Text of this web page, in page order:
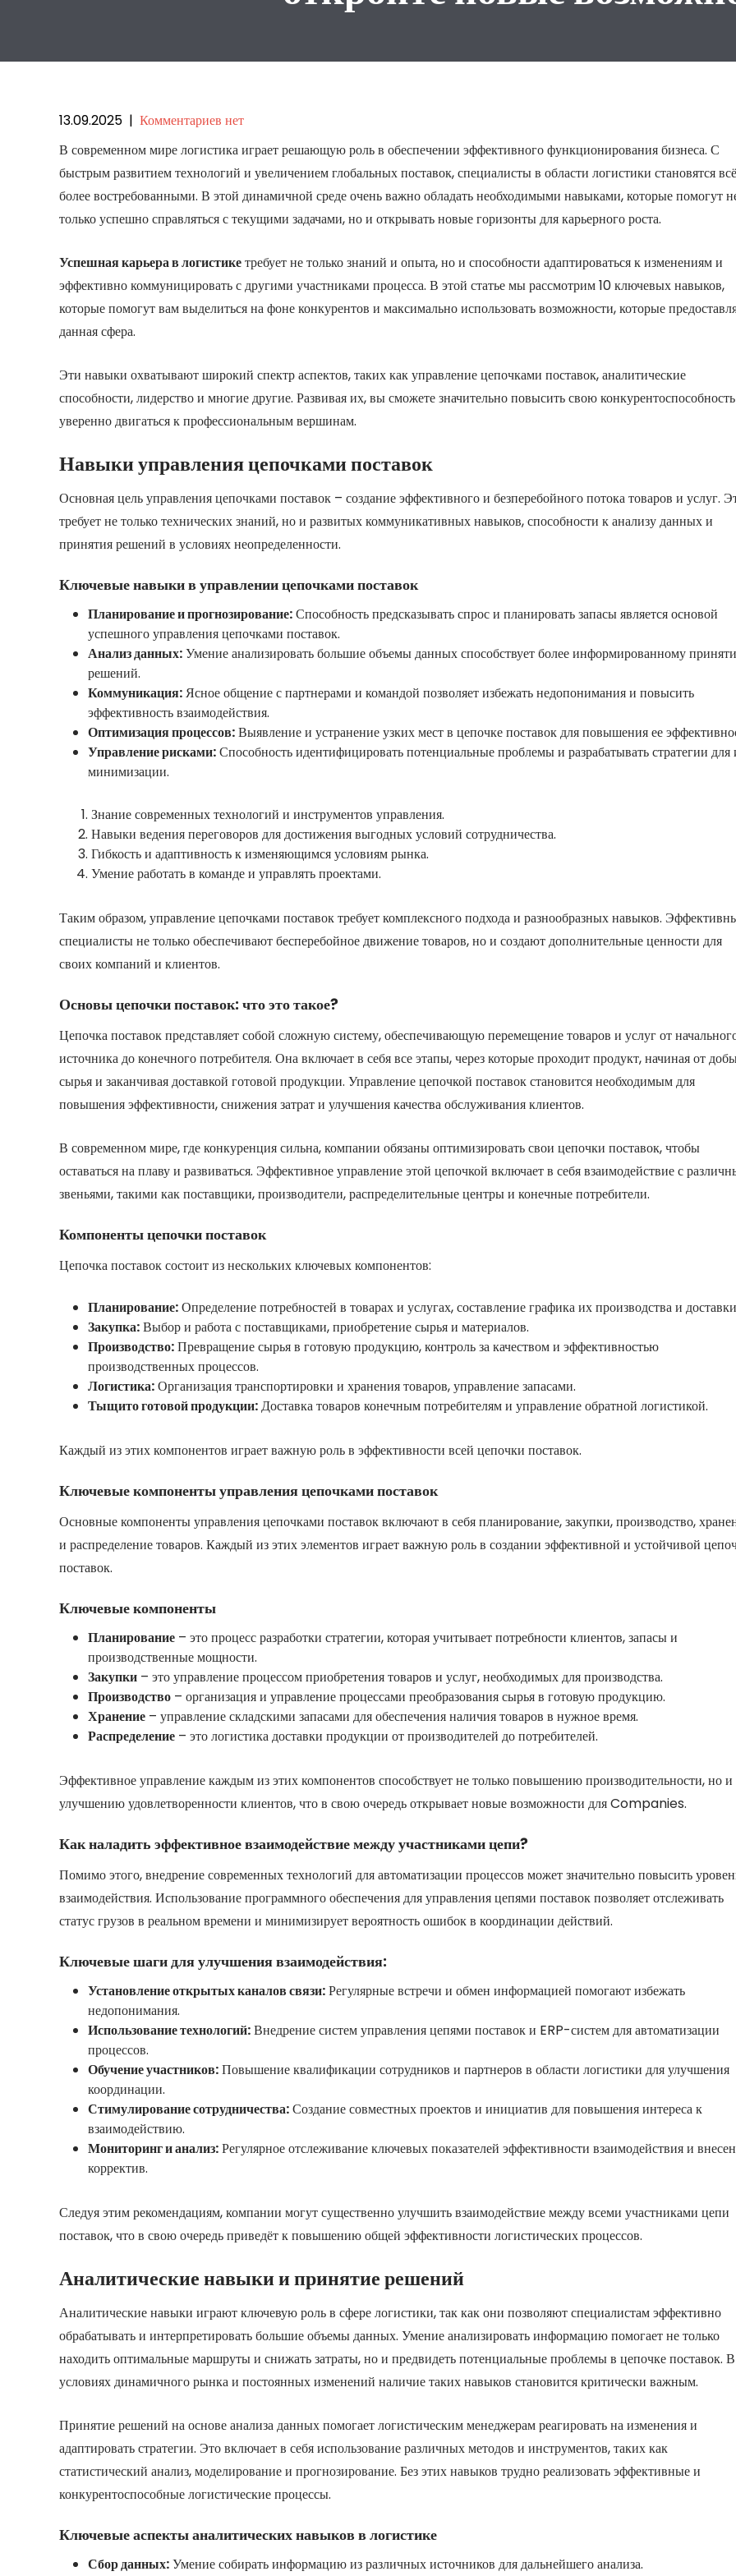
13.09.2025 | Комментариев нет
В современном мире логистика играет решающую роль в обеспечении эффективного функционирования бизнеса. С
быстрым развитием технологий и увеличением глобальных поставок, специалисты в области логистики становятся всё
более востребованными. В этой динамичной среде очень важно обладать необходимыми навыками, которые помогут
только успешно справляться с текущими задачами, но и открывать новые горизонты для карьерного роста.
Успешная карьера в логистикетребует не только знаний и опыта, но и способности адаптироваться к изменениям и
эффективно коммуницировать с другими участниками процесса. В этой статье мы рассмотрим 10 ключевых навыков,
которые помогут вам выделиться на фоне конкурентов и максимально использовать возможности, которые
данная сфера.
Эти навыки охватывают широкий спектр аспектов, таких как управление цепочками поставок, аналитические
способности, лидерство и многие другие. Развивая их, вы сможете значительно повысить свою
уверенно двигаться к профессиональным вершинам.
Навыки управления цепочками поставок
Основная цель управления цепочками поставок – создание эффективного и безперебойного потока товаров и услуг.
требует не только технических знаний, но и развитых коммуникативных навыков, способности к анализу данных и
принятия решений в условиях неопределенности.
Ключевые навыки в управлении цепочками поставок
Планирование и прогнозирование:Способность предсказывать спрос и планировать запасы является основой
успешного управления цепочками поставок.
Анализ данных:Умение анализировать большие объемы данных способствует более информированному
решений.
Коммуникация:Ясное общение с партнерами и командой позволяет избежать недопонимания и повысить
эффективность взаимодействия.
Оптимизация процессов:Выявление и устранение узких мест в цепочке поставок для повышения ее
Управление рисками:Способность идентифицировать потенциальные проблемы и разрабатывать стратегии для
минимизации.
Знание современных технологий и инструментов управления.
Навыки ведения переговоров для достижения выгодных условий сотрудничества.
Гибкость и адаптивность к изменяющимся условиям рынка.
Умение работать в команде и управлять проектами.
Таким образом, управление цепочками поставок требует комплексного подхода и разнообразных навыков.
специалисты не только обеспечивают бесперебойное движение товаров, но и создают дополнительные ценности для
своих компаний и клиентов.
Основы цепочки поставок: что это такое?
Цепочка поставок представляет собой сложную систему, обеспечивающую перемещение товаров и услуг от
источника до конечного потребителя. Она включает в себя все этапы, через которые проходит продукт, начиная от
сырья и заканчивая доставкой готовой продукции. Управление цепочкой поставок становится необходимым для
повышения эффективности, снижения затрат и улучшения качества обслуживания клиентов.
В современном мире, где конкуренция сильна, компании обязаны оптимизировать свои цепочки поставок, чтобы
оставаться на плаву и развиваться. Эффективное управление этой цепочкой включает в себя взаимодействие с
звеньями, такими как поставщики, производители, распределительные центры и конечные потребители.
Компоненты цепочки поставок
Цепочка поставок состоит из нескольких ключевых компонентов:
Планирование:Определение потребностей в товарах и услугах, составление графика их производства и
Закупка:Выбор и работа с поставщиками, приобретение сырья и материалов.
Производство:Превращение сырья в готовую продукцию, контроль за качеством и эффективностью
производственных процессов.
Логистика:Организация транспортировки и хранения товаров, управление запасами.
Тыщито готовой продукции:Доставка товаров конечным потребителям и управление обратной логистикой.
Каждый из этих компонентов играет важную роль в эффективности всей цепочки поставок.
Ключевые компоненты управления цепочками поставок
Основные компоненты управления цепочками поставок включают в себя планирование, закупки, производство,
и распределение товаров. Каждый из этих элементов играет важную роль в создании эффективной и устойчивой
поставок.
Ключевые компоненты
Планирование – это процесс разработки стратегии, которая учитывает потребности клиентов, запасы и
производственные мощности.
Закупки – это управление процессом приобретения товаров и услуг, необходимых для производства.
Производство – организация и управление процессами преобразования сырья в готовую продукцию.
Хранение – управление складскими запасами для обеспечения наличия товаров в нужное время.
Распределение – это логистика доставки продукции от производителей до потребителей.
Эффективное управление каждым из этих компонентов способствует не только повышению производительности, но и
улучшению удовлетворенности клиентов, что в свою очередь открывает новые возможности для Companies.
Как наладить эффективное взаимодействие между участниками цепи?
Помимо этого, внедрение современных технологий для автоматизации процессов может значительно повысить
взаимодействия. Использование программного обеспечения для управления цепями поставок позволяет отслеживать
статус грузов в реальном времени и минимизирует вероятность ошибок в координации действий.
Ключевые шаги для улучшения взаимодействия:
Установление открытых каналов связи:Регулярные встречи и обмен информацией помогают избежать
недопонимания.
Использование технологий:Внедрение систем управления цепями поставок и ERP-систем для автоматизации
процессов.
Обучение участников:Повышение квалификации сотрудников и партнеров в области логистики для улучшения
координации.
Стимулирование сотрудничества:Создание совместных проектов и инициатив для повышения интереса к
взаимодействию.
Мониторинг и анализ:Регулярное отслеживание ключевых показателей эффективности взаимодействия и
корректив.
Следуя этим рекомендациям, компании могут существенно улучшить взаимодействие между всеми участниками цепи
поставок, что в свою очередь приведёт к повышению общей эффективности логистических процессов.
Аналитические навыки и принятие решений
Аналитические навыки играют ключевую роль в сфере логистики, так как они позволяют специалистам эффективно
обрабатывать и интерпретировать большие объемы данных. Умение анализировать информацию помогает не только
находить оптимальные маршруты и снижать затраты, но и предвидеть потенциальные проблемы в цепочке поставок. В
условиях динамичного рынка и постоянных изменений наличие таких навыков становится критически важным.
Принятие решений на основе анализа данных помогает логистическим менеджерам реагировать на изменения и
адаптировать стратегии. Это включает в себя использование различных методов и инструментов, таких как
статистический анализ, моделирование и прогнозирование. Без этих навыков трудно реализовать эффективные и
конкурентоспособные логистические процессы.
Ключевые аспекты аналитических навыков в логистике
Сбор данных:Умение собирать информацию из различных источников для дальнейшего анализа.